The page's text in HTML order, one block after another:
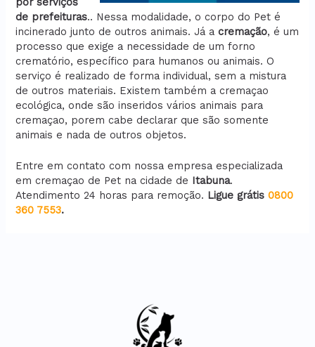
de prefeituras.. Nessa modalidade, o corpo do Pet é
incinerado junto de outros animais. Já acremação, é um
processo que exige a necessidade de um forno
crematório, específico para humanos ou animais. O
serviço é realizado de forma individual, sem a mistura
de outros materiais. Existem também a cremaçao
ecológica, onde são inseridos vários animais para
cremaçao, porem cabe declarar que são somente
animais e nada de outros objetos.
Entre em contato com nossa empresa especializada
em cremaçao de Pet na cidade de Itabuna.
Atendimento 24 horas para remoção. Ligue grátis0800
360 7553.